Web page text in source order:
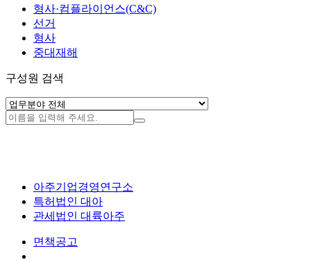
형사·컴플라이언스(C&C)
선거
형사
중대재해
구성원 검색
아주기업경영연구소
특허법인 대아
관세법인 대륙아주
면책공고